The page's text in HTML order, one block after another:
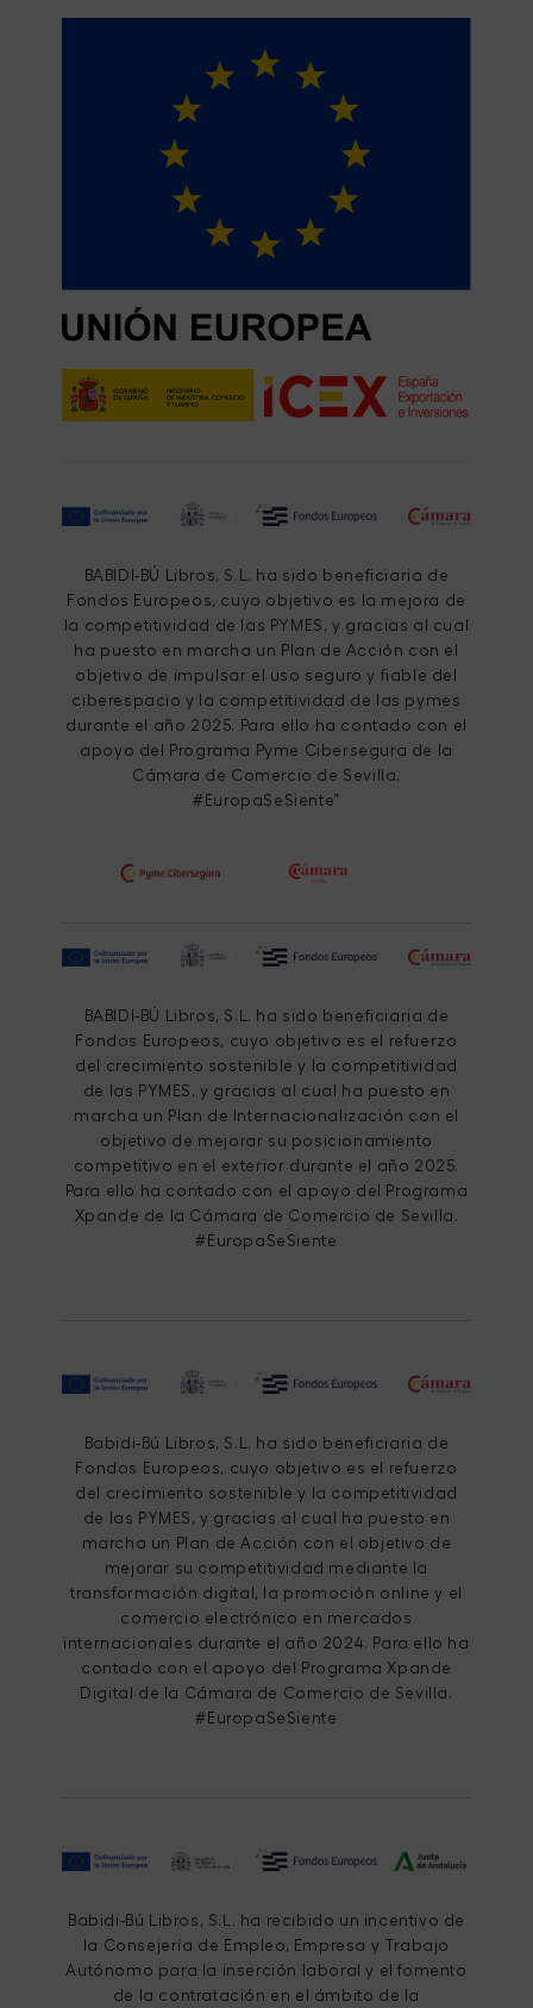
BABIDI-BÚ Libros, S.L. ha sido beneficiaria de
Fondos Europeos, cuyo objetivo es la mejora de
la competitividad de las PYMES, y gracias al cual
ha puesto en marcha un Plan de Acción con el
objetivo de impulsar el uso seguro y fiable del
ciberespacio y la competitividad de las pymes
durante el año 2025. Para ello ha contado con el
apoyo del Programa Pyme Cibersegura de la
Cámara de Comercio de Sevilla.
#EuropaSeSiente”
BABIDI-BÚ Libros, S.L. ha sido beneficiaria de
Fondos Europeos, cuyo objetivo es el refuerzo
del crecimiento sostenible y la competitividad
de las PYMES, y gracias al cual ha puesto en
marcha un Plan de Internacionalización con el
objetivo de mejorar su posicionamiento
competitivo en el exterior durante el año 2025.
Para ello ha contado con el apoyo del Programa
Xpande de la Cámara de Comercio de Sevilla.
#EuropaSeSiente
Babidi-Bú Libros, S.L. ha sido beneficiaria de
Fondos Europeos, cuyo objetivo es el refuerzo
del crecimiento sostenible y la competitividad
de las PYMES, y gracias al cual ha puesto en
marcha un Plan de Acción con el objetivo de
mejorar su competitividad mediante la
transformación digital, la promoción online y el
comercio electrónico en mercados
internacionales durante el año 2024. Para ello ha
contado con el apoyo del Programa Xpande
Digital de la Cámara de Comercio de Sevilla.
#EuropaSeSiente
Babidi-Bú Libros, S.L. ha recibido un incentivo de
la Consejería de Empleo, Empresa y Trabajo
Autónomo para la inserción laboral y el fomento
de la contratación en el ámbito de la